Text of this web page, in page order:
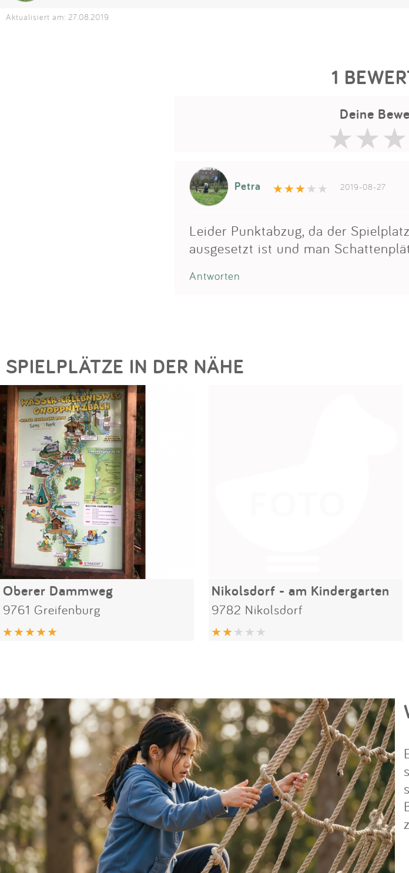
Aktualisiert am: 27.08.2019
1
Deine
Petra 2019-08-27
Leider Punktabzug, da der
ausgesetzt ist und man
Antworten
SPIELPLÄTZE IN DER NÄHE
Oberer Dammweg
9761 Greifenburg
Nikolsdorf - am Kindergarten
9782 Nikolsdorf